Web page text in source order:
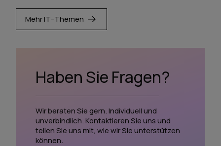
Mehr IT-Themen
Haben Sie Fragen?
Wir beraten Sie gern. Individuell und
unverbindlich. Kontaktieren Sie uns und
teilen Sie uns mit, wie wir Sie unterstützen
können.